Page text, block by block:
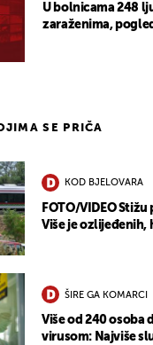
U bolnicama 248
zaraženima,
SE PRIČA
KOD BJELOVARA
FOTO/VIDEO
Više je ozlijeđenih,
ŠIRE GA KOMARCI
Više od 240 osoba
virusom: Najviše